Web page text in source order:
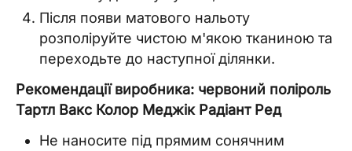
Після появи матового нальоту
розполіруйте чистою м'якою тканиною та
переходьте до наступної ділянки.
Рекомендації виробника: червоний поліроль
Тартл Вакс Колор Меджік Радіант Ред
Не наносите під прямим сонячним